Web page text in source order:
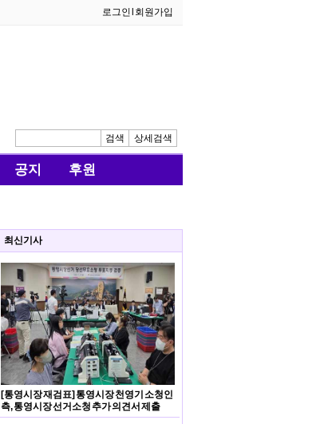
로그인 회원가입
검색 상세검색
공지 후원
최신기사
[통영시장 재검표] 통영시장 천영기 소청인
측, 통영시장 선거소청 추가 의견서 제출